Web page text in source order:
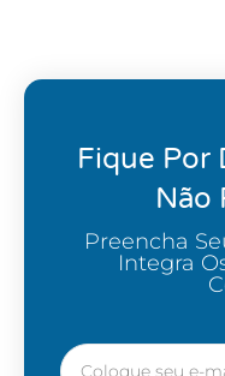
Fique Por
Não
Preencha
Integra